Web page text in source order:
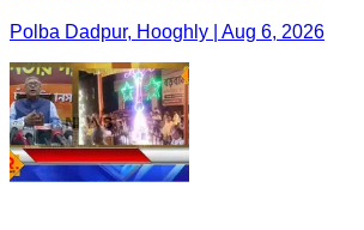
Polba Dadpur, Hooghly | Aug 6, 2026